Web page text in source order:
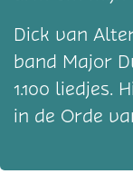
Dick van
band Major
1.100 liedjes.
in de Orde